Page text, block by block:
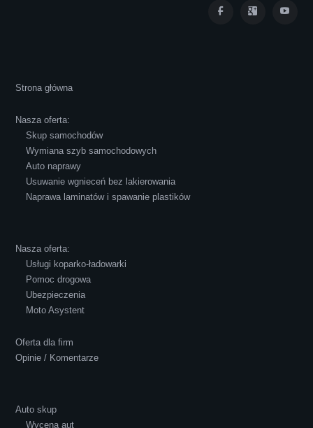
atmosferze, czego z reguły nie można
powiedzieć o innych firmach tego type.
Pozdrawiam i polecam!
Polecam S-Car.pl, szybka i bardzo miła
Strona główna
Nasza oferta:
Skup samochodów
Wymiana szyb samochodowych
Auto naprawy
Usuwanie wgnieceń bez lakierowania
Naprawa laminatów i spawanie plastików
Nasza oferta:
Usługi koparko-ładowarki
Pomoc drogowa
Ubezpieczenia
Moto Asystent
Oferta dla firm
Opinie / Komentarze
Auto skup
Wycena aut